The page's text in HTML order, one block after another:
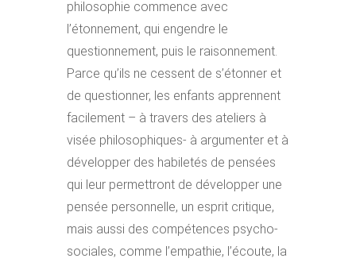
philosophie commence avec
l’étonnement, qui engendre le
questionnement, puis le raisonnement.
Parce qu’ils ne cessent de s’étonner et
de questionner, les enfants apprennent
facilement – à travers des ateliers à
visée philosophiques- à argumenter et à
développer des habiletés de pensées
qui leur permettront de développer une
pensée personnelle, un esprit critique,
mais aussi des compétences psycho-
sociales, comme l’empathie, l’écoute, la